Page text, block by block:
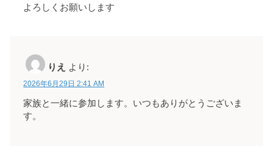
よろしくお願いします
りえ より:
2026年6月29日 2:41 AM
家族と一緒に参加します。いつもありがとうございま
す。